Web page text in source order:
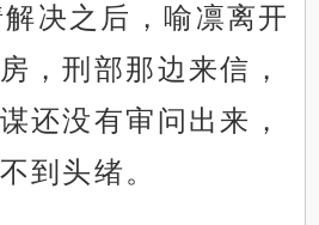
决之后，喻凛离开
，刑部那边来信，
还没有审问出来，
到头绪。